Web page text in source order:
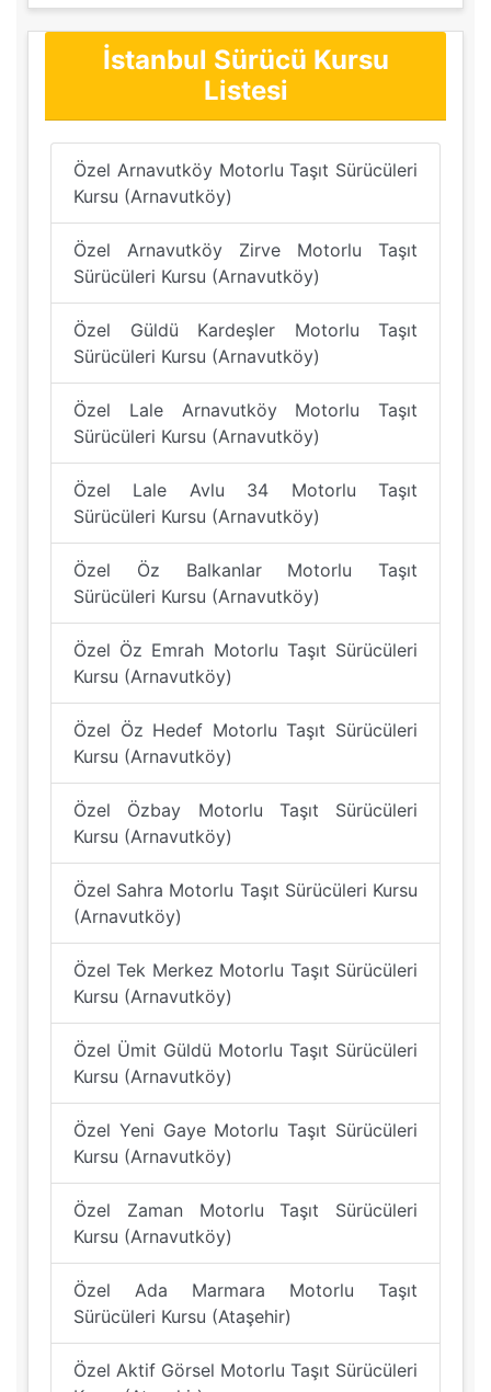
İstanbul Sürücü Kursu
Listesi
Özel Arnavutköy Motorlu Taşıt Sürücüleri
Kursu (Arnavutköy)
Özel Arnavutköy Zirve Motorlu Taşıt
Sürücüleri Kursu (Arnavutköy)
Özel Güldü Kardeşler Motorlu Taşıt
Sürücüleri Kursu (Arnavutköy)
Özel Lale Arnavutköy Motorlu Taşıt
Sürücüleri Kursu (Arnavutköy)
Özel Lale Avlu 34 Motorlu Taşıt
Sürücüleri Kursu (Arnavutköy)
Özel Öz Balkanlar Motorlu Taşıt
Sürücüleri Kursu (Arnavutköy)
Özel Öz Emrah Motorlu Taşıt Sürücüleri
Kursu (Arnavutköy)
Özel Öz Hedef Motorlu Taşıt Sürücüleri
Kursu (Arnavutköy)
Özel Özbay Motorlu Taşıt Sürücüleri
Kursu (Arnavutköy)
Özel Sahra Motorlu Taşıt Sürücüleri Kursu
(Arnavutköy)
Özel Tek Merkez Motorlu Taşıt Sürücüleri
Kursu (Arnavutköy)
Özel Ümit Güldü Motorlu Taşıt Sürücüleri
Kursu (Arnavutköy)
Özel Yeni Gaye Motorlu Taşıt Sürücüleri
Kursu (Arnavutköy)
Özel Zaman Motorlu Taşıt Sürücüleri
Kursu (Arnavutköy)
Özel Ada Marmara Motorlu Taşıt
Sürücüleri Kursu (Ataşehir)
Özel Aktif Görsel Motorlu Taşıt Sürücüleri